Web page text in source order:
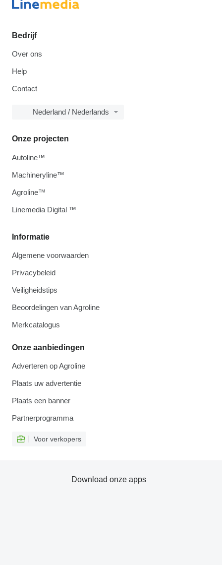
Bedrijf
Over ons
Help
Contact
Nederland / Nederlands
Informatie
Algemene voorwaarden
Privacybeleid
Veiligheidstips
Beoordelingen van Agroline
Merkcatalogus
Onze aanbiedingen
Adverteren op Agroline
Plaats uw advertentie
Plaats een banner
Partnerprogramma
Voor verkopers
Onze projecten
Autoline™
Machineryline™
Agroline™
Linemedia Digital ™
Download onze apps